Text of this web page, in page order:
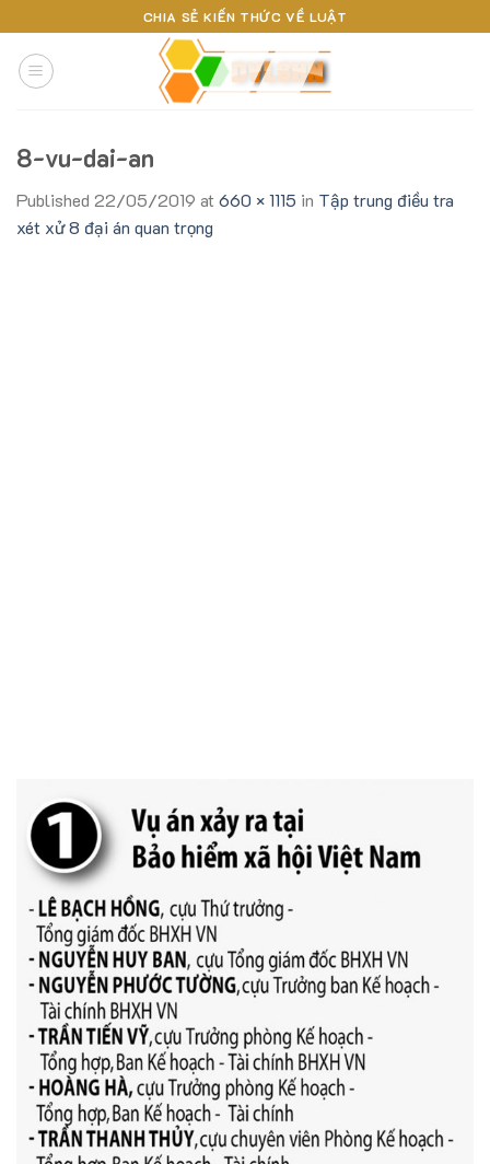
to
content
CHIA SẺ KIẾN THỨC VỀ LUẬT
8-vu-dai-an
Published 22/05/2019 at 660 × 1115 in Tập trung điều tra
xét xử 8 đại án quan trọng